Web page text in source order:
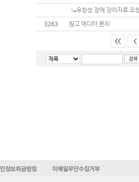
유창성 장애 강의자료 요
3263
원고 에디터 문의
<< <